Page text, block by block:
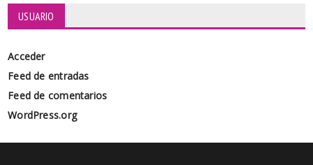
USUARIO
Acceder
Feed de entradas
Feed de comentarios
WordPress.org